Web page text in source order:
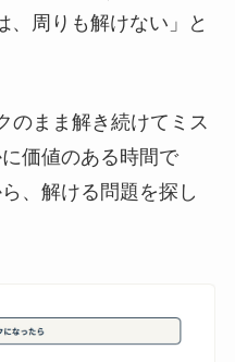
、周りも解けない」と
のまま解き続けてミス
価値のある時間で
、解ける問題を探し